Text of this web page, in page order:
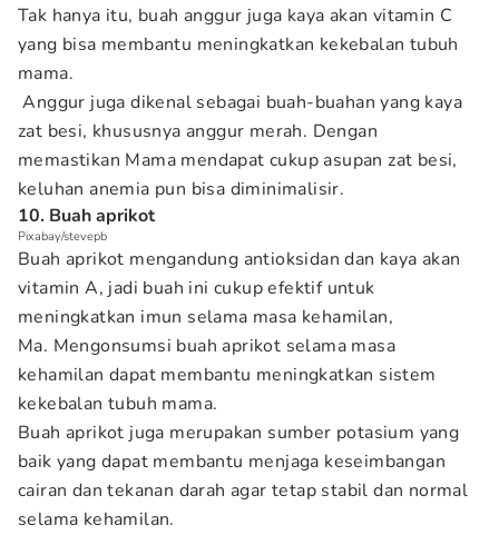
Tak hanya itu, buah anggur juga kaya akan vitamin C
yang bisa membantu meningkatkan kekebalan tubuh
mama.
Anggur juga dikenal sebagai buah-buahan yang kaya
zat besi, khususnya anggur merah. Dengan
memastikan Mama mendapat cukup asupan zat besi,
keluhan anemia pun bisa diminimalisir.
10. Buah aprikot
Pixabay/stevepb
Buah aprikot mengandung antioksidan dan kaya akan
vitamin A, jadi buah ini cukup efektif untuk
meningkatkan imun selama masa kehamilan,
Ma. Mengonsumsi buah aprikot selama masa
kehamilan dapat membantu meningkatkan sistem
kekebalan tubuh mama.
Buah aprikot juga merupakan sumber potasium yang
baik yang dapat membantu menjaga keseimbangan
cairan dan tekanan darah agar tetap stabil dan normal
selama kehamilan.